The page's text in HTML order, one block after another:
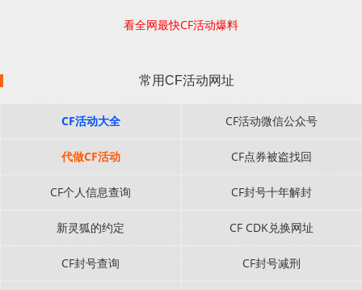
看全网最快CF活动爆料
常用CF活动网址
CF活动大全 CF活动微信公众号
代做CF活动 CF点券被盗找回
CF个人信息查询 CF封号十年解封
新灵狐的约定 CF CDK兑换网址
CF封号查询 CF封号减刑